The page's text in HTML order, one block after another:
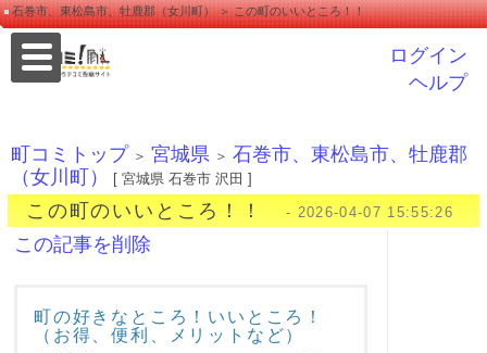
石巻市、東松島市、牡鹿郡（女川町） ＞ この町のいいところ！！
ログイン
ヘルプ
町コミトップ ＞ 宮城県 ＞ 石巻市、東松島市、牡鹿郡
（女川町）
[ 宮城県 石巻市 沢田 ]
この町のいいところ！！ - 2026-04-07 15:55:26
この記事を削除
町の好きなところ！いいところ！
（お得、便利、メリットなど）